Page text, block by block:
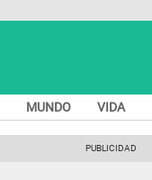
MUNDO VIDA